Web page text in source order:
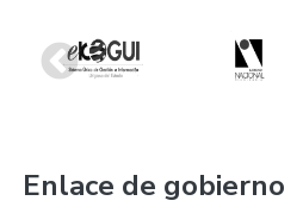
Enlace de gobierno